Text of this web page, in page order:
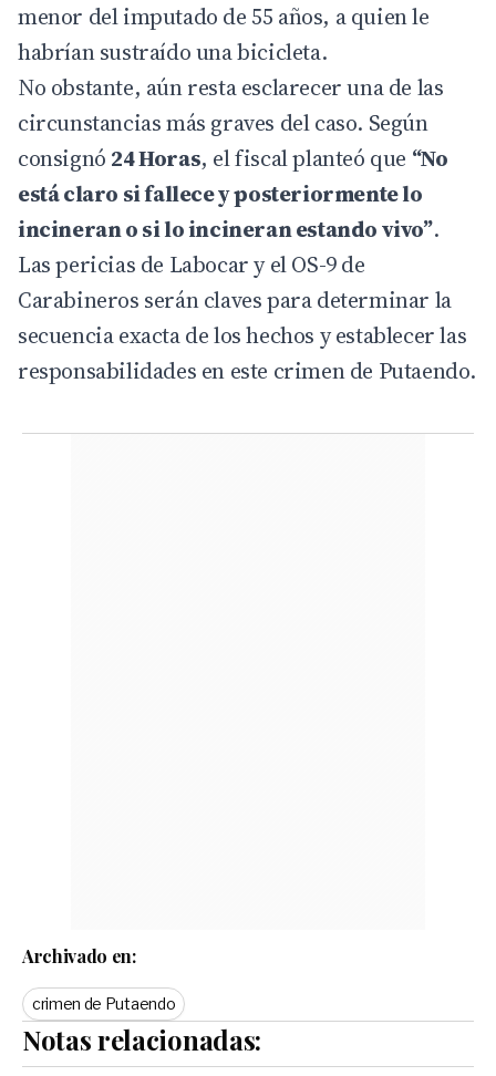
menor del imputado de 55 años, a quien le
habrían sustraído una bicicleta.
No obstante, aún resta esclarecer una de las
circunstancias más graves del caso. Según
consignó 24 Horas, el fiscal planteó que “No
está claro si fallece y posteriormente lo
incineran o si lo incineran estando vivo”.
Las pericias de Labocar y el OS-9 de
Carabineros serán claves para determinar la
secuencia exacta de los hechos y establecer las
responsabilidades en este crimen de Putaendo.
Archivado en:
crimen de Putaendo
Notas relacionadas: